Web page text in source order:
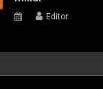
Editor